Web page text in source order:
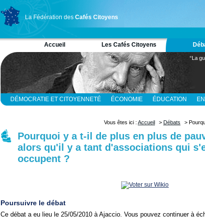
La Fédération des Cafés Citoyens
Accueil Les Cafés Citoyens
“La
DÉMOCRATIE ET CITOYENNETÉ ÉCONOMIE ÉDUCATION
Vous êtes ici : Accueil > Débats >
Pourquoi y a t-il de plus en plus de
alors qu'il y a tant d'associations qui
occupent ?
Poursuivre le débat
Ce débat a eu lieu le 25/05/2010 à Ajaccio. Vous pouvez continuer à